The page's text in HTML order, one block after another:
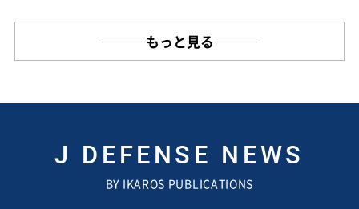
もっと見る
J DEFENSE NEWS
BY IKAROS PUBLICATIONS